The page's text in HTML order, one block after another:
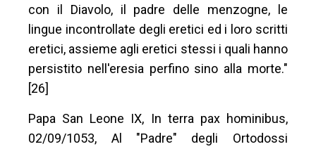
con il Diavolo, il padre delle menzogne, le
lingue incontrollate degli eretici ed i loro scritti
eretici, assieme agli eretici stessi i quali hanno
persistito nell'eresia perfino sino alla morte."
[26]
Papa San Leone IX, In terra pax hominibus,
02/09/1053, Al "Padre" degli Ortodossi